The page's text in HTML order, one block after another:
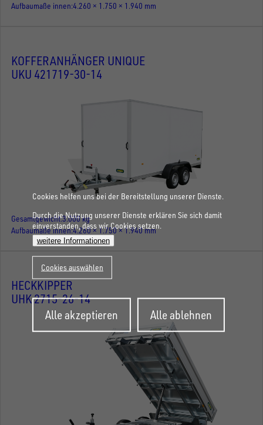
Aufbaumaße innen 4.260 × 1.750 × 1.940 mm
KOFFERANHÄNGER UNIQUE
UKU 421719-30-14
Gesamtgewicht3.000 kg
Aufbaumaße innen 4.260 × 1.750 × 1.940 mm
HECKKIPPER
UHK 2715-26-14
Cookies helfen uns bei der Bereitstellung unserer Dienste.
Durch die Nutzung unserer Dienste erklären Sie sich damit
einverstanden, dass wir Cookies setzen.
weitere Informationen
Cookies auswählen
Alle akzeptieren
zurückziehen
Alle ablehnen